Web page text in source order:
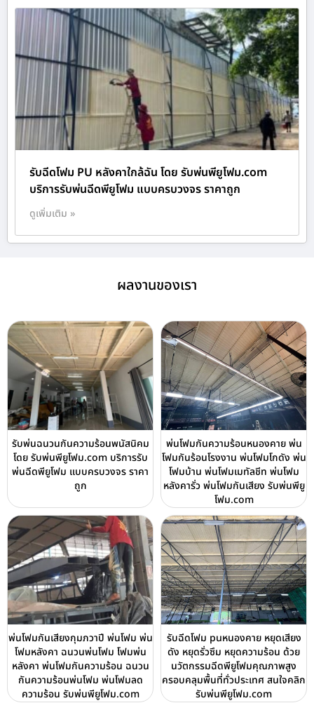
รับฉีดโฟม PU หลังคาใกล้ฉัน โดย รับพ่นพียูโฟม.com
บริการรับพ่นฉีดพียูโฟม แบบครบวงจร ราคาถูก
ดูเพิ่มเติม »
ผลงานของเรา
รับพ่นฉนวนกันความร้อนพนัสนิคม
โดย รับพ่นพียูโฟม.com บริการรับ
พ่นฉีดพียูโฟม แบบครบวงจร ราคา
ถูก
พ่นโฟมกันความร้อนหนองคาย พ่น
โฟมกันร้อนโรงงาน พ่นโฟมโกดัง พ่น
โฟมบ้าน พ่นโฟมเมทัลชีท พ่นโฟม
หลังคารั่ว พ่นโฟมกันเสียง รับพ่นพียู
โฟม.com
พ่นโฟมกันเสียงกุมภวาปี พ่นโฟม พ่น
โฟมหลังคา ฉนวนพ่นโฟม โฟมพ่น
หลังคา พ่นโฟมกันความร้อน ฉนวน
กันความร้อนพ่นโฟม พ่นโฟมลด
ความร้อน รับพ่นพียูโฟม.com
รับฉีดโฟม puหนองคาย หยุดเสียง
ดัง หยุดรั่วซึม หยุดความร้อน ด้วย
นวัตกรรมฉีดพียูโฟมคุณภาพสูง
ครอบคลุมพื้นที่ทั่วประเทศ สนใจคลิก
รับพ่นพียูโฟม.com